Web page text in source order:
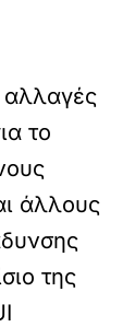
αλλαγές
το
άλλους
της